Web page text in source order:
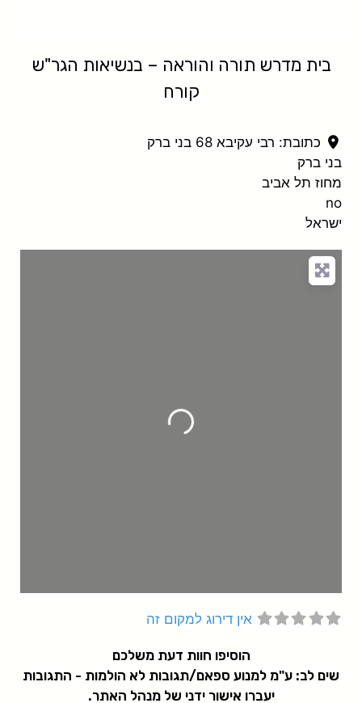
בית מדרש תורה והוראה – בנשיאות הגר"ש
קורח
כתובת: רבי עקיבא 68 בני ברק
בני ברק
מחוז תל אביב
no
ישראל
g
.
אין דירוג למקום זה
הוסיפו חוות דעת משלכם
שים לב: ע"מ למנוע ספאם/תגובות לא הולמות - התגובות
יעברו אישור ידני של מנהל האתר.